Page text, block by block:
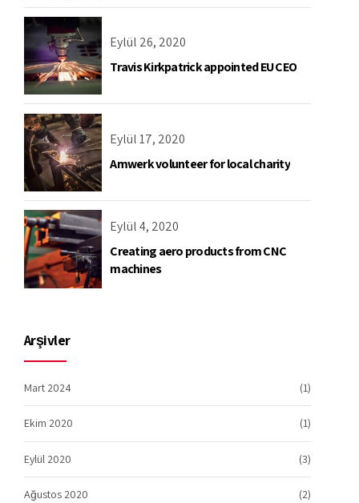
Eylül 26, 2020
Travis Kirkpatrick appointed EU CEO
Eylül 17, 2020
Amwerk volunteer for local charity
Eylül 4, 2020
Creating aero products from CNC
machines
Arşivler
Mart 2024 (1)
Ekim 2020 (1)
Eylül 2020 (3)
Ağustos 2020 (2)